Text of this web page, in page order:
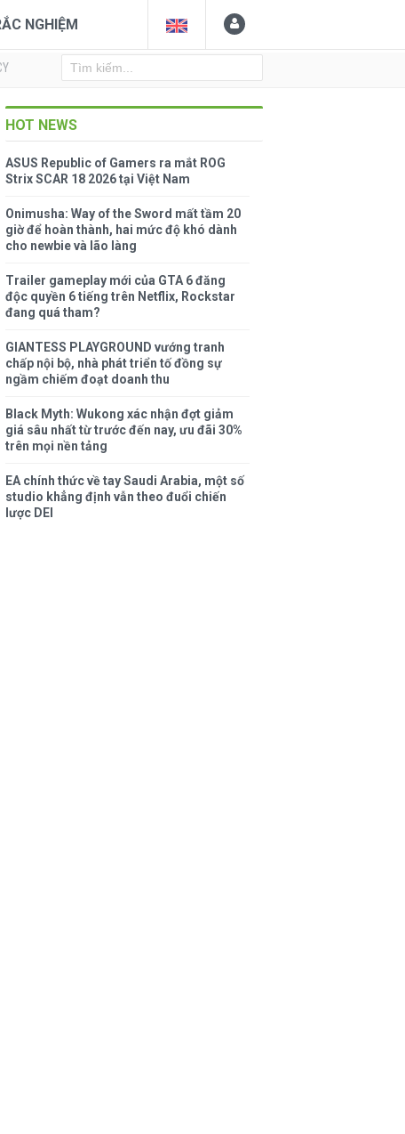
NGHIỆM
HOT NEWS
ASUS Republic of Gamers ra mắt ROG
Strix SCAR 18 2026 tại Việt Nam
Onimusha: Way of the Sword mất tầm 20
giờ để hoàn thành, hai mức độ khó dành
cho newbie và lão làng
Trailer gameplay mới của GTA 6 đăng
độc quyền 6 tiếng trên Netflix, Rockstar
đang quá tham?
GIANTESS PLAYGROUND vướng tranh
chấp nội bộ, nhà phát triển tố đồng sự
ngầm chiếm đoạt doanh thu
Black Myth: Wukong xác nhận đợt giảm
giá sâu nhất từ trước đến nay, ưu đãi 30%
trên mọi nền tảng
EA chính thức về tay Saudi Arabia, một số
studio khẳng định vẫn theo đuổi chiến
lược DEI